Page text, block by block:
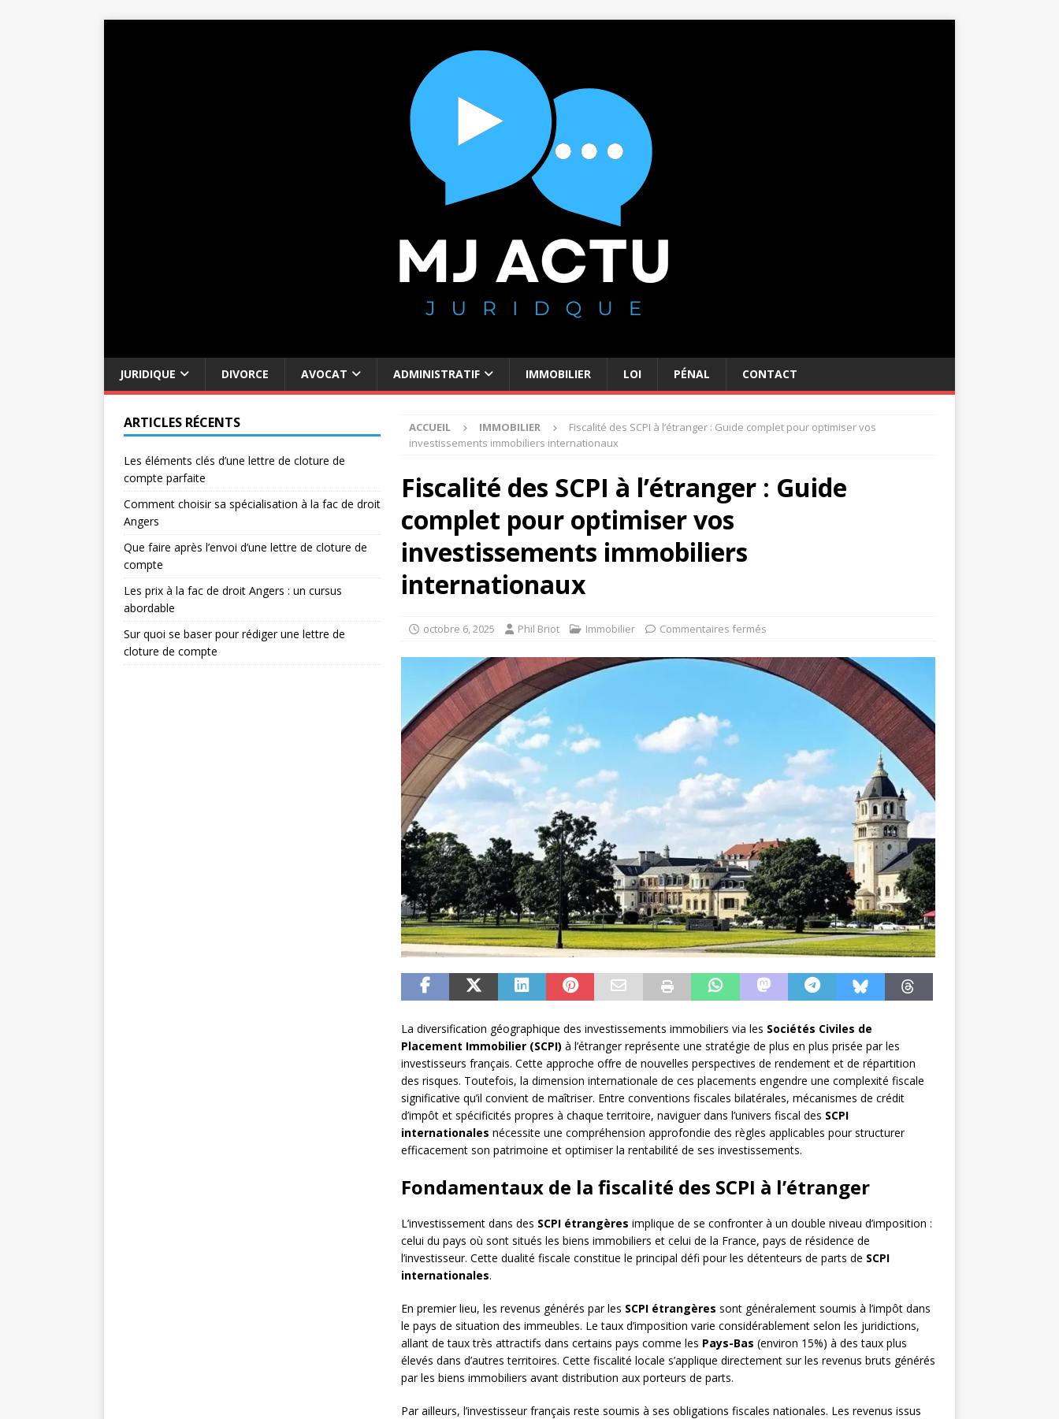
JURIDIQUE DIVORCE AVOCAT ADMINISTRATIF IMMOBILIER LOI PÉNAL CONTACT
ACCUEIL IMMOBILIER
Fiscalité des SCPI à l’étranger : Guide complet pour optimiser vos
investissements immobiliers internationaux
Fiscalité des SCPI à l’étranger : Guide
complet pour optimiser vos
investissements immobiliers
internationaux
octobre 6, 2025 Phil Briot Immobilier Commentaires fermés
La diversification géographique des investissements immobiliers via les Sociétés Civiles de
Placement Immobilier (SCPI) à l’étranger représente une stratégie de plus en plus prisée par les
investisseurs français. Cette approche offre de nouvelles perspectives de rendement et de répartition
des risques. Toutefois, la dimension internationale de ces placements engendre une complexité fiscale
significative qu’il convient de maîtriser. Entre conventions fiscales bilatérales, mécanismes de crédit
d’impôt et spécificités propres à chaque territoire, naviguer dans l’univers fiscal des SCPI
internationales nécessite une compréhension approfondie des règles applicables pour structurer
efficacement son patrimoine et optimiser la rentabilité de ses investissements.
Fondamentaux de la fiscalité des SCPI à l’étranger
L’investissement dans des SCPI étrangères implique de se confronter à un double niveau d’imposition :
celui du pays où sont situés les biens immobiliers et celui de la France, pays de résidence de
l’investisseur. Cette dualité fiscale constitue le principal défi pour les détenteurs de parts de SCPI
internationales.
En premier lieu, les revenus générés par les SCPI étrangères sont généralement soumis à l’impôt dans
le pays de situation des immeubles. Le taux d’imposition varie considérablement selon les juridictions,
allant de taux très attractifs dans certains pays comme les Pays-Bas (environ 15%) à des taux plus
élevés dans d’autres territoires. Cette fiscalité locale s’applique directement sur les revenus bruts générés
par les biens immobiliers avant distribution aux porteurs de parts.
Par ailleurs, l’investisseur français reste soumis à ses obligations fiscales nationales. Les revenus issus
ARTICLES RÉCENTS
Les éléments clés d’une lettre de cloture de
compte parfaite
Comment choisir sa spécialisation à la fac de droit
Angers
Que faire après l’envoi d’une lettre de cloture de
compte
Les prix à la fac de droit Angers : un cursus
abordable
Sur quoi se baser pour rédiger une lettre de
cloture de compte